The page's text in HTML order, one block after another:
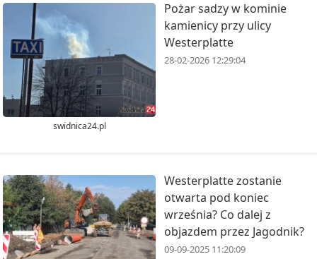
swidnica24.pl
Pożar sadzy w kominie
kamienicy przy ulicy
Westerplatte
28-02-2026 12:29:04
Westerplatte zostanie
otwarta pod koniec
września? Co dalej z
objazdem przez Jagodnik?
09-09-2025 11:20:09